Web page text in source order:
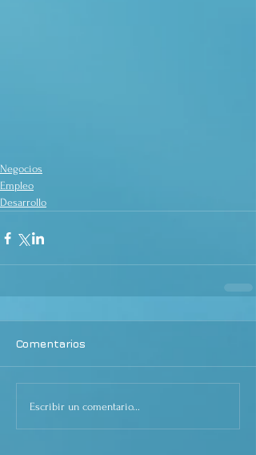
Negocios
Empleo
Desarrollo
Comentarios
Escribir un comentario...